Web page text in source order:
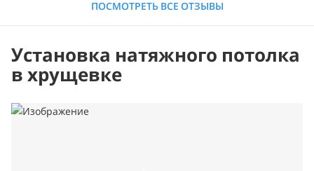
ПОСМОТРЕТЬ ВСЕ ОТЗЫВЫ
Установка натяжного потолка
в хрущевке